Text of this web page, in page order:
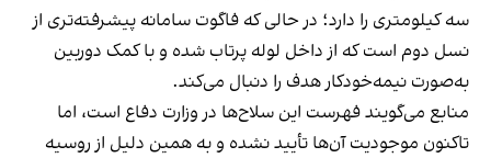
سه کیلومتری را دارد؛ در حالی که فاگوت سامانه پیشرفته‌تری از
نسل دوم است که از داخل لوله پرتاب شده و با کمک دوربین
به‌صورت نیمه‌خودکار هدف را دنبال می‌کند.
منابع می‌گویند فهرست این سلاح‌ها در وزارت دفاع است، اما
تاکنون موجودیت آن‌ها تأیید نشده و به همین دلیل از روسیه